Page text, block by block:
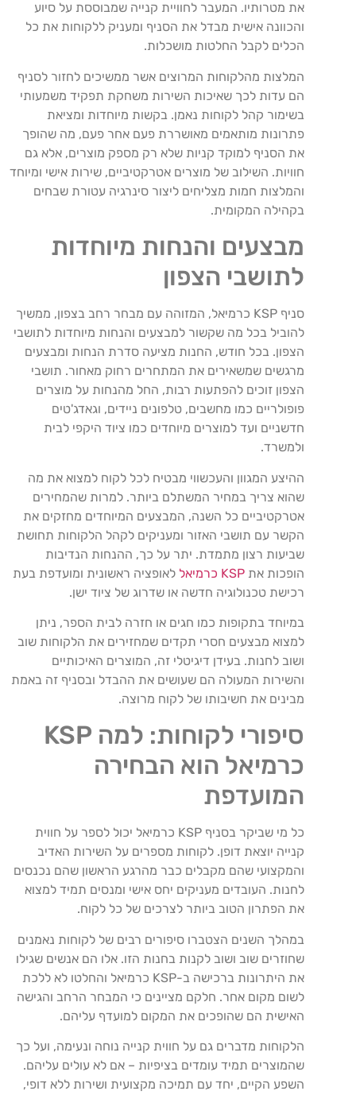
את מטרותיו. המעבר לחוויית קנייה שמבוססת על סיוע
והכוונה אישית מבדל את הסניף ומעניק ללקוחות את כל
הכלים לקבל החלטות מושכלות.
המלצות מהלקוחות המרוצים אשר ממשיכים לחזור לסניף
הם עדות לכך שאיכות השירות משחקת תפקיד משמעותי
בשימור קהל לקוחות נאמן. בקשות מיוחדות ומציאת
פתרונות מותאמים מאושררת פעם אחר פעם, מה שהופך
את הסניף למוקד קניות שלא רק מספק מוצרים, אלא גם
חוויות. השילוב של מוצרים אטרקטיביים, שירות אישי ומיוחד
והמלצות חמות מצליחים ליצור סינרגיה עטורת שבחים
בקהילה המקומית.
מבצעים והנחות מיוחדות
לתושבי הצפון
סניף KSP כרמיאל, המזוהה עם מבחר רחב בצפון, ממשיך
להוביל בכל מה שקשור למבצעים והנחות מיוחדות לתושבי
הצפון. בכל חודש, החנות מציעה סדרת הנחות ומבצעים
מרגשים שמשאירים את המתחרים רחוק מאחור. תושבי
הצפון זוכים להפתעות רבות, החל מהנחות על מוצרים
פופולריים כמו מחשבים, טלפונים ניידים, וגאדג'טים
חדשניים ועד למוצרים מיוחדים כמו ציוד היקפי לבית
ולמשרד.
ההיצע המגוון והעכשווי מבטיח לכל לקוח למצוא את מה
שהוא צריך במחיר המשתלם ביותר. למרות שהמחירים
אטרקטיביים כל השנה, המבצעים המיוחדים מחזקים את
הקשר עם תושבי האזור ומעניקים לקהל הלקוחות תחושת
שביעות רצון מתמדת. יתר על כך, ההנחות הנדיבות
הופכות את KSP כרמיאל
לאופציה ראשונית ומועדפת בעת
רכישת טכנולוגיה חדשה או שדרוג של ציוד ישן.
במיוחד בתקופות כמו חגים או חזרה לבית הספר, ניתן
למצוא מבצעים חסרי תקדים שמחזירים את הלקוחות שוב
ושוב לחנות. בעידן דיגיטלי זה, המוצרים האיכותיים
והשירות המעולה הם שעושים את ההבדל ובסניף זה באמת
מבינים את חשיבותו של לקוח מרוצה.
סיפורי לקוחות: למה KSP
כרמיאל הוא הבחירה
המועדפת
כל מי שביקר בסניף KSP כרמיאל יכול לספר על חווית
קנייה יוצאת דופן. לקוחות מספרים על השירות האדיב
והמקצועי שהם מקבלים כבר מהרגע הראשון שהם נכנסים
לחנות. העובדים מעניקים יחס אישי ומנסים תמיד למצוא
את הפתרון הטוב ביותר לצרכים של כל לקוח.
במהלך השנים הצטברו סיפורים רבים של לקוחות נאמנים
שחוזרים שוב ושוב לקנות בחנות הזו. אלו הם אנשים שגילו
את היתרונות ברכישה ב-KSP כרמיאל והחלטו לא ללכת
לשום מקום אחר. חלקם מציינים כי המבחר הרחב והגישה
האישית הם שהופכים את המקום למועדף עליהם.
הלקוחות מדברים גם על חווית קנייה נוחה ונעימה, ועל כך
שהמוצרים תמיד עומדים בציפיות – אם לא עולים עליהם.
השפע הקיים, יחד עם תמיכה מקצועית ושירות ללא דופי,